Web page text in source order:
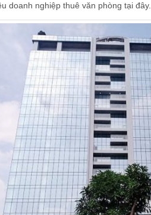
doanh nghiệp thuê văn phòng tại đây.